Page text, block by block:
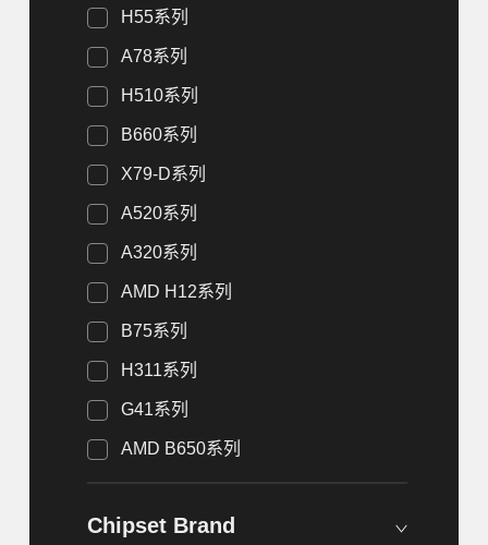
H55系列
A78系列
H510系列
B660系列
X79-D系列
A520系列
A320系列
AMD H12系列
B75系列
H311系列
G41系列
AMD B650系列
Chipset Brand